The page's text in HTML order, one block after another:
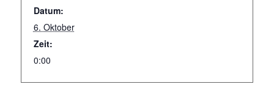
Datum:
6. Oktober
Zeit:
0:00